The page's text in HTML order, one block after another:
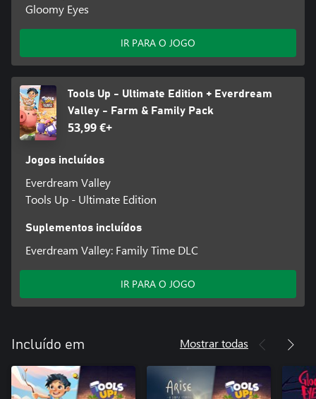
Gloomy Eyes
IR PARA O JOGO
Tools Up - Ultimate Edition + Everdream
Valley - Farm & Family Pack
53,99 €+
Jogos incluídos
Everdream Valley
Tools Up - Ultimate Edition
Suplementos incluídos
Everdream Valley: Family Time DLC
IR PARA O JOGO
Incluído em Mostrar todas